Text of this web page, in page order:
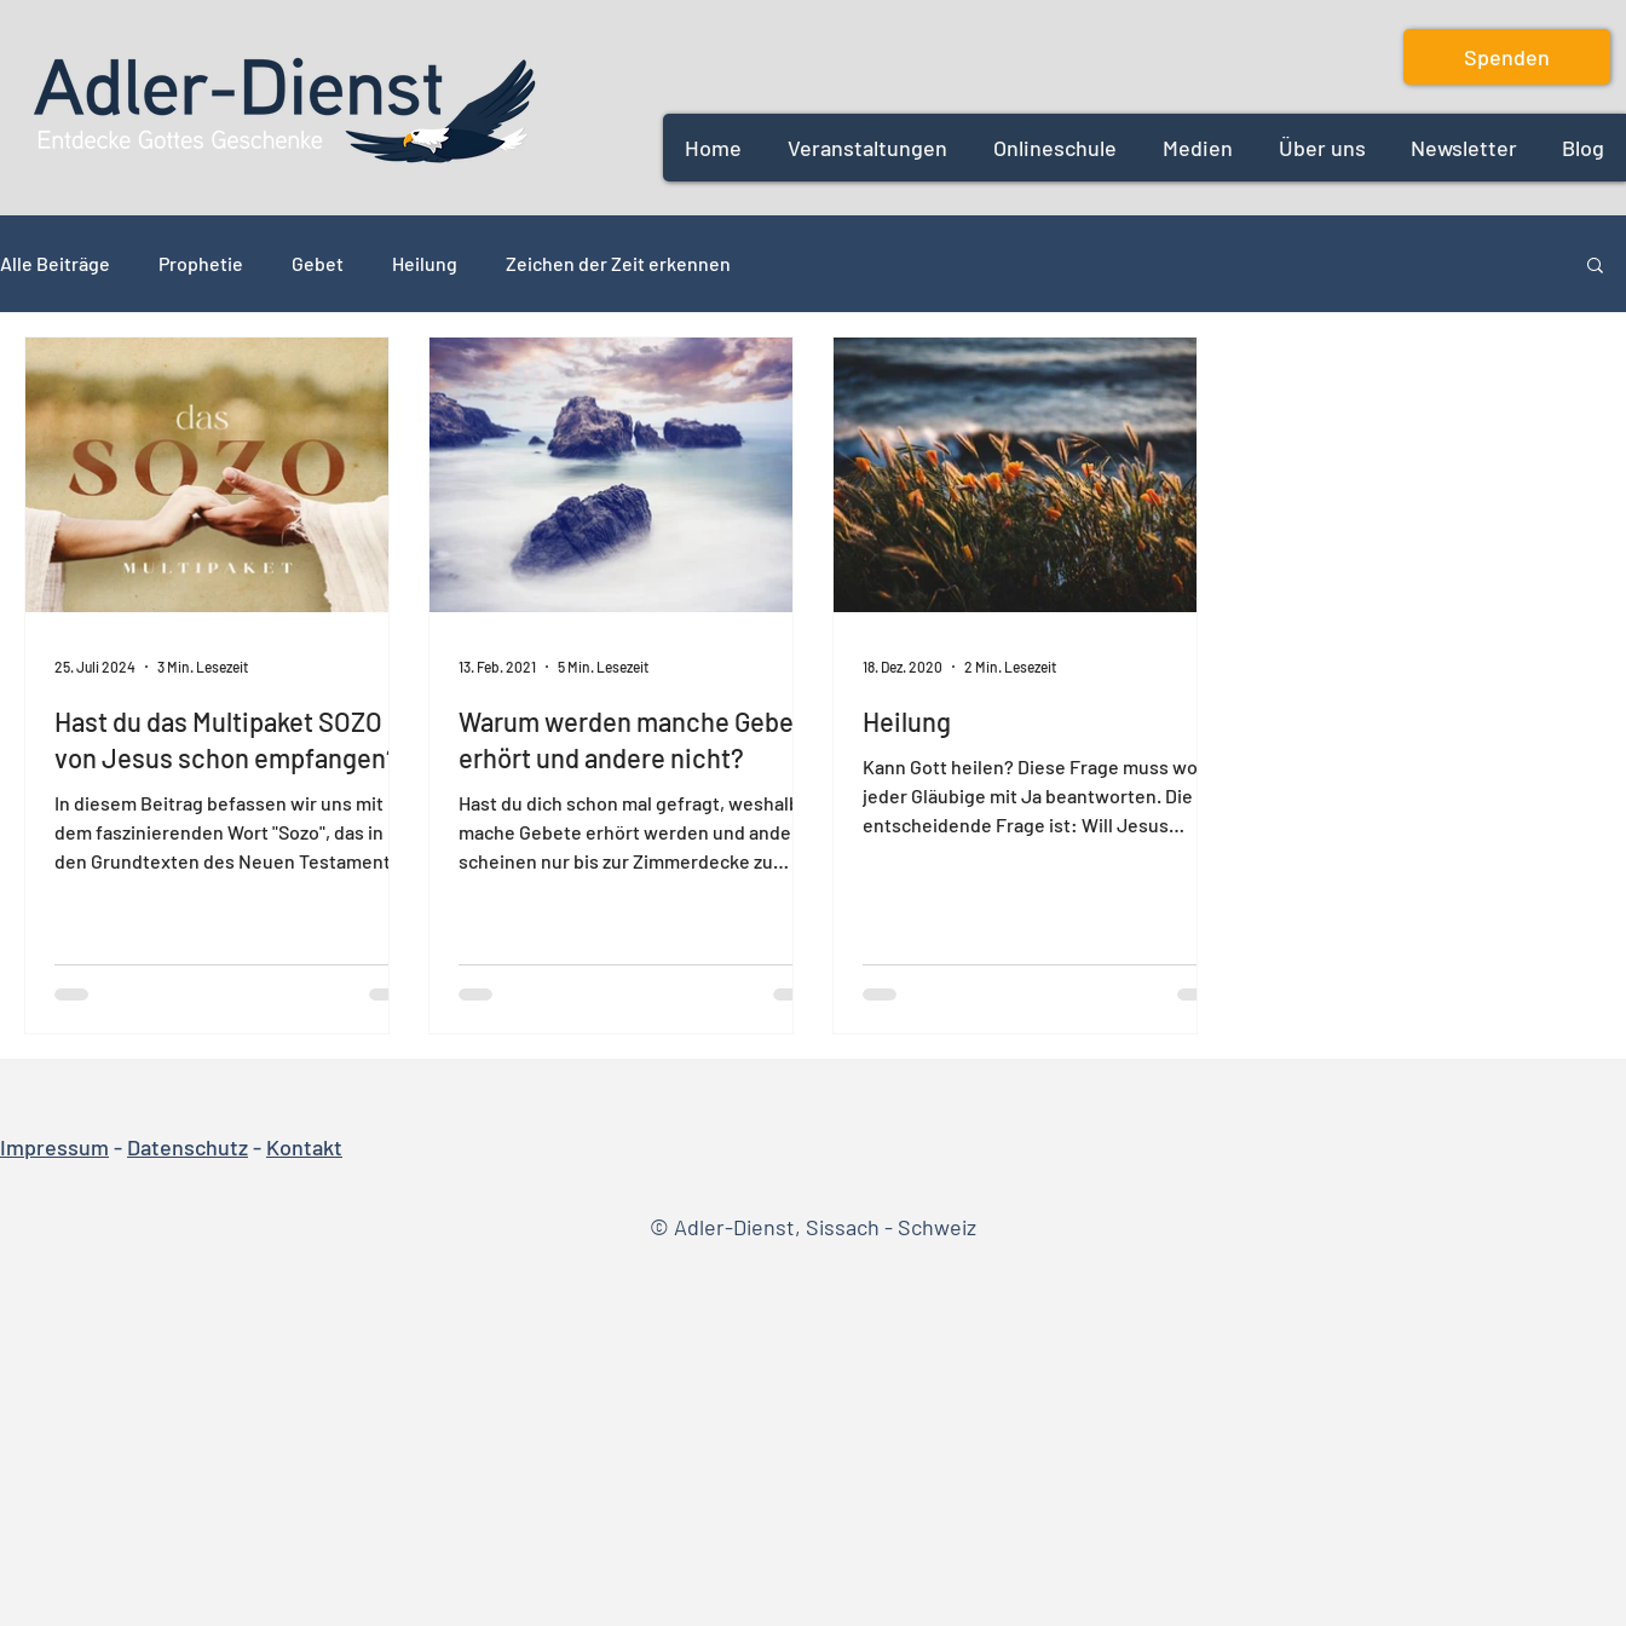
Spenden
Home Veranstaltungen Onlineschule Medien Über uns Newsletter Blog
Alle Beiträge Prophetie Gebet Heilung Zeichen der Zeit erkennen
Hast du das Multipaket SOZO
von Jesus schon empfangen?
In diesem Beitrag befassen wir uns mit
dem faszinierenden Wort "Sozo", das in
den Grundtexten des Neuen Testaments
25. Juli 2024 3 Min. Lesezeit
Warum werden manche Gebete
erhört und andere nicht?
Hast du dich schon mal gefragt, weshalb
mache Gebete erhört werden und andere
scheinen nur bis zur Zimmerdecke zu
13. Feb. 2021 5 Min. Lesezeit
Heilung
Kann Gott heilen? Diese Frage muss wohl
jeder Gläubige mit Ja beantworten. Die
entscheidende Frage ist: Will Jesus
18. Dez. 2020 2 Min. Lesezeit
© Adler-Dienst, Sissach - Schweiz
Impressum - Datenschutz- Kontakt